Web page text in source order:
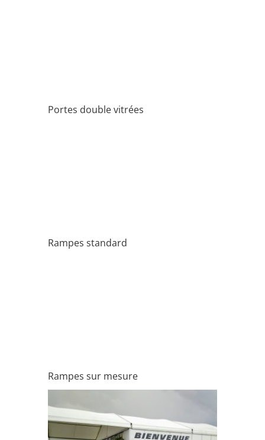
Portes double vitrées
Rampes standard
Rampes sur mesure